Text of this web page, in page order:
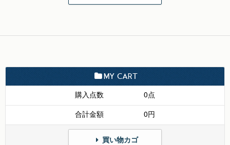
MY CART
購入点数
0点
合計金額
0円
買い物カゴ